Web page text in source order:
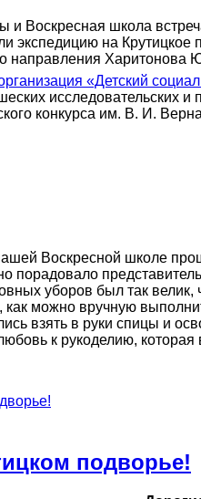
и Воскресная школа
экспедицию на
направления Харитонова
«Детский
исследовательских
конкурса им. В. И.
Воскресной школе
порадовало
уборов был так велик,
как можно вручную
взять в руки спицы и
к рукоделию,
подворье!